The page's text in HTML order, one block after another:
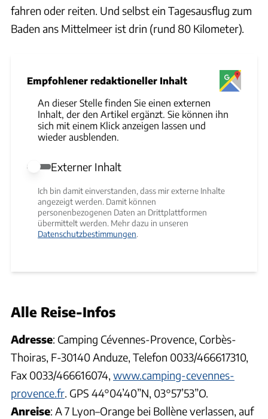
fahren oder reiten. Und selbst ein Tagesausflug zum
Baden ans Mittelmeer ist drin (rund 80 Kilometer).
Empfohlener redaktioneller Inhalt
An dieser Stelle finden Sie einen externen
Inhalt, der den Artikel ergänzt. Sie können ihn
sich mit einem Klick anzeigen lassen und
wieder ausblenden.
Externer Inhalt erlauben
Externer Inhalt
Ich bin damit einverstanden, dass mir externe Inhalte
angezeigt werden. Damit können
personenbezogenen Daten an Drittplattformen
übermittelt werden. Mehr dazu in unseren
Datenschutzbestimmungen.
Alle Reise-Infos
Adresse: Camping Cévennes-Provence, Corbès-
Thoiras, F-30140 Anduze, Telefon 0033/466617310,
Fax 0033/466616074, www.camping-cevennes-
provence.fr . GPS 44°04’40”N, 03°57’53”O.
Anreise: A 7 Lyon–Orange bei Bollène verlassen, auf